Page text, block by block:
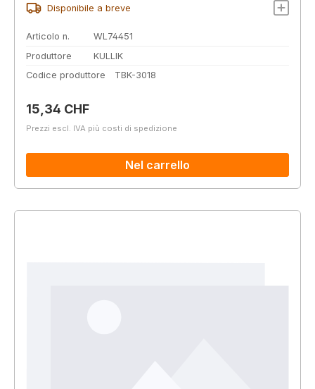
Disponibile a breve
Articolo n.
WL74451
Produttore
KULLIK
Codice produttore
TBK-3018
Prezzo normale:
15,34 CHF
Prezzi escl. IVA più costi di spedizione
Nel carrello